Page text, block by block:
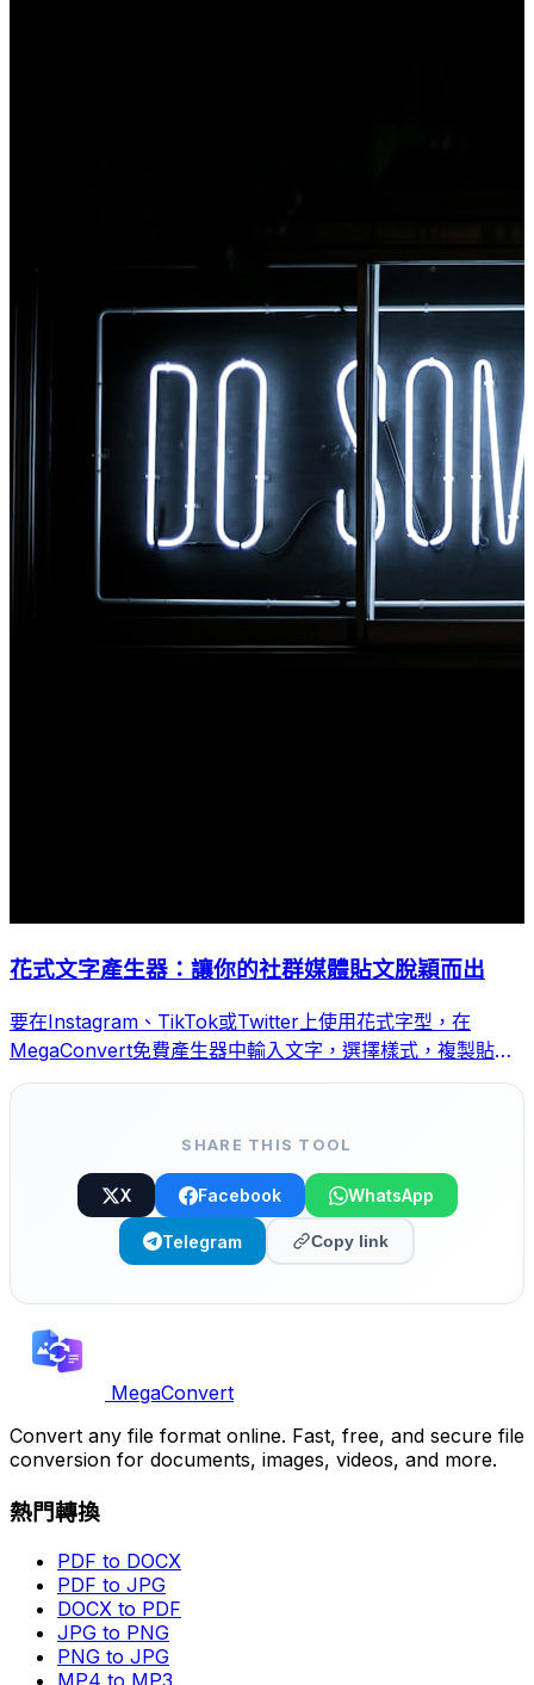
花式文字產生器：讓你的社群媒體貼文脫穎而出
要在Instagram、TikTok或Twitter上使用花式字型，在
MegaConvert免費產生器中輸入文字，選擇樣式，複製貼上
即可。
SHARE THIS TOOL
X Facebook WhatsApp
Telegram Copy link
MegaConvert
Convert any file format online. Fast, free, and secure file
conversion for documents, images, videos, and more.
熱門轉換
PDF to DOCX
PDF to JPG
DOCX to PDF
JPG to PNG
PNG to JPG
MP4 to MP3